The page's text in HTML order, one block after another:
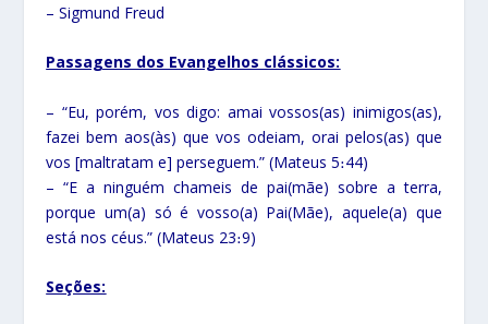
– Sigmund Freud
Passagens dos Evangelhos clássicos:
– “Eu, porém, vos digo: amai vossos(as) inimigos(as),
fazei bem aos(às) que vos odeiam, orai pelos(as) que
vos [maltratam e] perseguem.” (Mateus 5։44)
– “E a ninguém chameis de pai(mãe) sobre a terra,
porque um(a) só é vosso(a) Pai(Mãe), aquele(a) que
está nos céus.” (Mateus 23։9)
Seções: